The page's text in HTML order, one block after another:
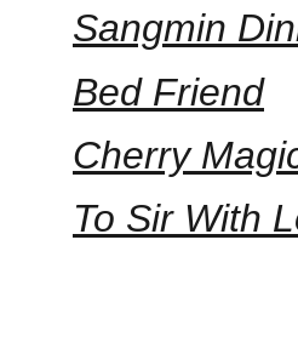
Cherry
Bed Friend
To Sir With
Sangmin